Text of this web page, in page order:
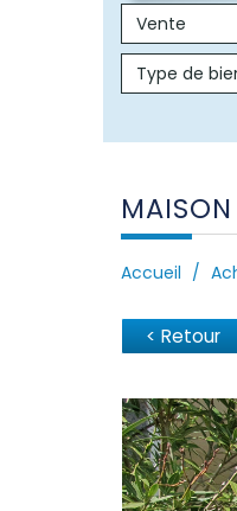
Vente
Type de
Accueil
< Retour